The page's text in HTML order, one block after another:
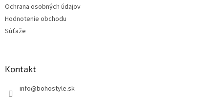
Ochrana osobných údajov
Hodnotenie obchodu
Súťaže
Kontakt
info@bohostyle.sk